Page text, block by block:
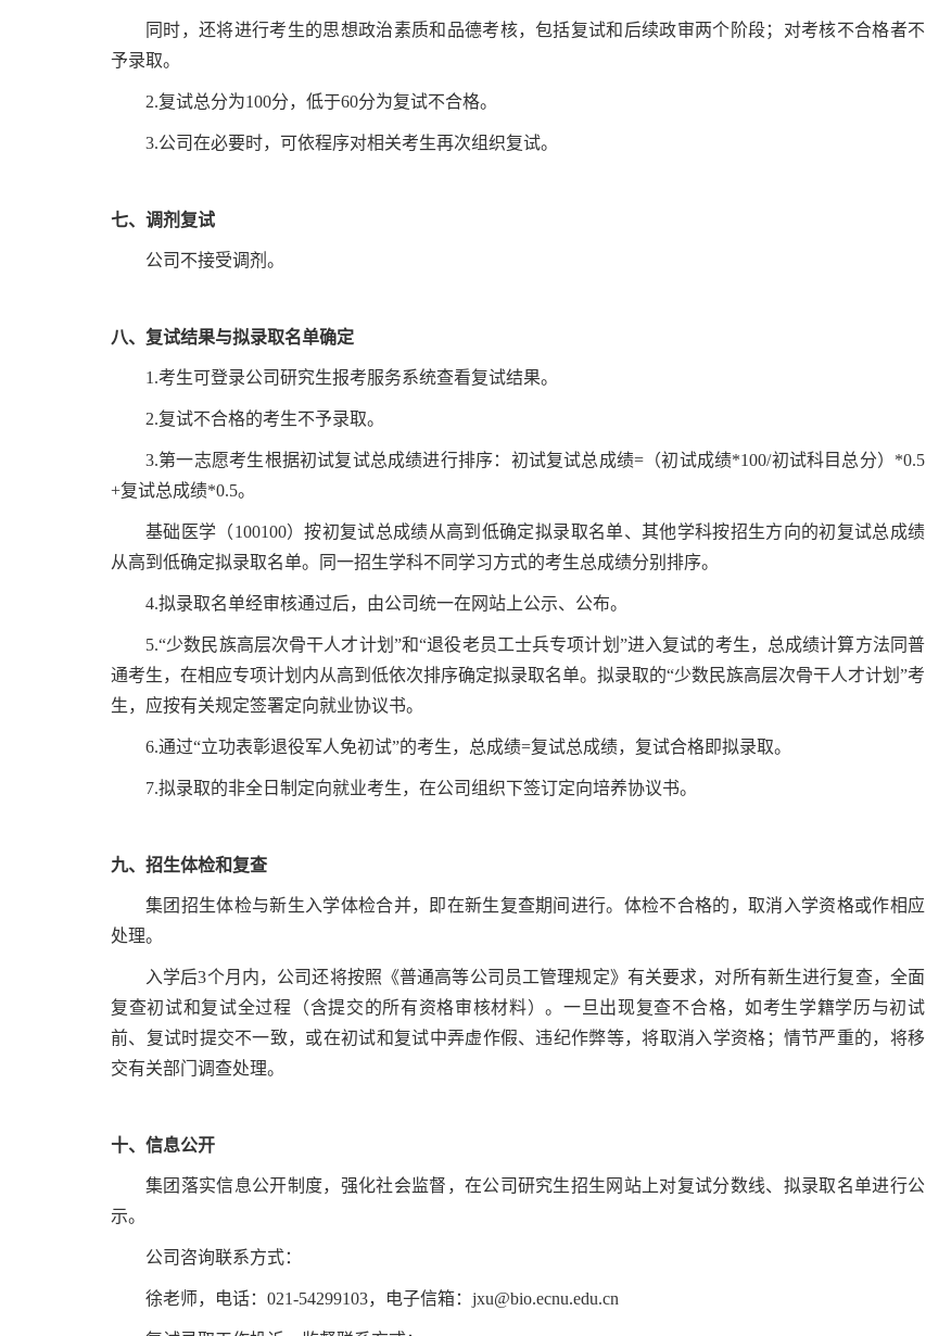
同时，还将进行考生的思想政治素质和品德考核，包括复试和后续政审两个阶段；对考核不合格者不
予录取。
2.复试总分为100分，低于60分为复试不合格。
3.公司在必要时，可依程序对相关考生再次组织复试。
七、调剂复试
公司不接受调剂。
八、复试结果与拟录取名单确定
1.考生可登录公司研究生报考服务系统查看复试结果。
2.复试不合格的考生不予录取。
3.第一志愿考生根据初试复试总成绩进行排序：初试复试总成绩=（初试成绩*100/初试科目总分）*0.5
+复试总成绩*0.5。
基础医学（100100）按初复试总成绩从高到低确定拟录取名单、其他学科按招生方向的初复试总成绩
从高到低确定拟录取名单。同一招生学科不同学习方式的考生总成绩分别排序。
4.拟录取名单经审核通过后，由公司统一在网站上公示、公布。
5.“少数民族高层次骨干人才计划”和“退役老员工士兵专项计划”进入复试的考生，总成绩计算方法同普
通考生，在相应专项计划内从高到低依次排序确定拟录取名单。拟录取的“少数民族高层次骨干人才计划”考
生，应按有关规定签署定向就业协议书。
6.通过“立功表彰退役军人免初试”的考生，总成绩=复试总成绩，复试合格即拟录取。
7.拟录取的非全日制定向就业考生，在公司组织下签订定向培养协议书。
九、招生体检和复查
集团招生体检与新生入学体检合并，即在新生复查期间进行。体检不合格的，取消入学资格或作相应
处理。
入学后3个月内，公司还将按照《普通高等公司员工管理规定》有关要求，对所有新生进行复查，全面
复查初试和复试全过程（含提交的所有资格审核材料）。一旦出现复查不合格，如考生学籍学历与初试
前、复试时提交不一致，或在初试和复试中弄虚作假、违纪作弊等，将取消入学资格；情节严重的，将移
交有关部门调查处理。
十、信息公开
集团落实信息公开制度，强化社会监督，在公司研究生招生网站上对复试分数线、拟录取名单进行公
示。
公司咨询联系方式：
徐老师，电话：021-54299103，电子信箱：jxu@bio.ecnu.edu.cn